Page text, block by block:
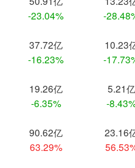
-23.04%
-
37.72亿
-16.23%
10.23
-
19.26亿
-6.35%
5.21亿
-
90.62亿
63.29%
23.16